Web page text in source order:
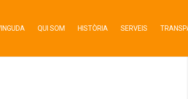
QUI SOM HISTÒRIA SERVEIS